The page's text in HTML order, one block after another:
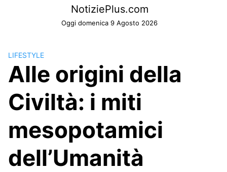
NotiziePlus.com
Oggi domenica 9 Agosto 2026
LIFESTYLE
Alle origini della
Civiltà: i miti
mesopotamici
dell’Umanità